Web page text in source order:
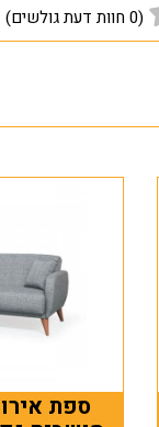
(0 חוות דעת גולשים)